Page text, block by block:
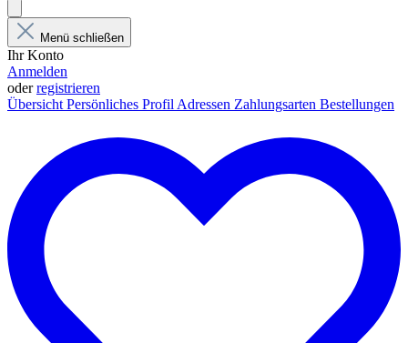
Menü schließen
Ihr Konto
Anmelden
oderregistrieren
Übersicht Persönliches Profil Adressen Zahlungsarten Bestellungen